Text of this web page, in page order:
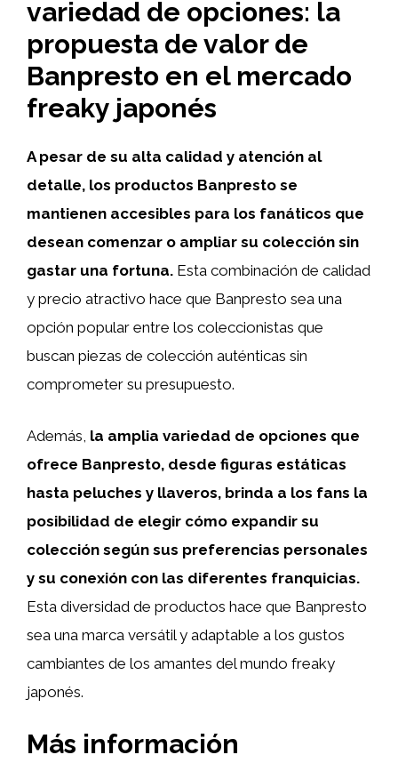
variedad de opciones: la
propuesta de valor de
Banpresto en el mercado
freaky japonés
A pesar de su alta calidad y atención al
detalle, los productos Banpresto se
mantienen accesibles para los fanáticos que
desean comenzar o ampliar su colección sin
gastar una fortuna. Esta combinación de calidad
y precio atractivo hace que Banpresto sea una
opción popular entre los coleccionistas que
buscan piezas de colección auténticas sin
comprometer su presupuesto.
Además, la amplia variedad de opciones que
ofrece Banpresto, desde figuras estáticas
hasta peluches y llaveros, brinda a los fans la
posibilidad de elegir cómo expandir su
colección según sus preferencias personales
y su conexión con las diferentes franquicias.
Esta diversidad de productos hace que Banpresto
sea una marca versátil y adaptable a los gustos
cambiantes de los amantes del mundo freaky
japonés.
Más información